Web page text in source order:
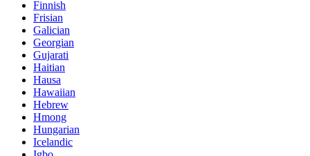
Finnish
Frisian
Galician
Georgian
Gujarati
Haitian
Hausa
Hawaiian
Hebrew
Hmong
Hungarian
Icelandic